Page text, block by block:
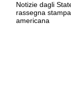
Notizie dagli
rassegna stampa
americana